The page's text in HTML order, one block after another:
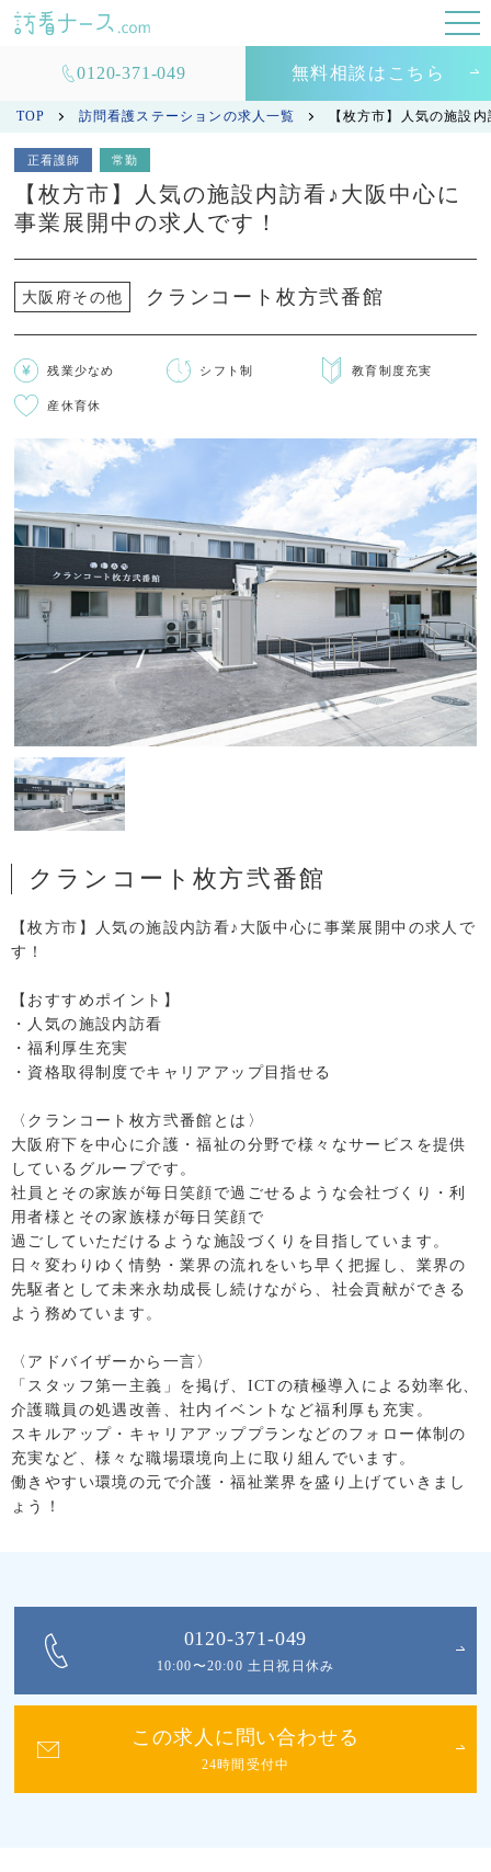
0120-371-049 無料相談はこちら
TOP 訪問看護ステーションの求人一覧 【枚方市】人気の施設
正看護師 常勤
【枚方市】人気の施設内訪看♪大阪中心に
事業展開中の求人です！
大阪府その他 クランコート枚方弐番館
残業少なめ シフト制 教育制度充実
産休育休
クランコート枚方弐番館
【枚方市】人気の施設内訪看♪大阪中心に事業展開中の求人で
す！
【おすすめポイント】
・人気の施設内訪看
・福利厚生充実
・資格取得制度でキャリアアップ目指せる
〈クランコート枚方弐番館とは〉
大阪府下を中心に介護・福祉の分野で様々なサービスを提供
しているグループです。
社員とその家族が毎日笑顔で過ごせるような会社づくり・利
用者様とその家族様が毎日笑顔で
過ごしていただけるような施設づくりを目指しています。
日々変わりゆく情勢・業界の流れをいち早く把握し、業界の
先駆者として未来永劫成長し続けながら、社会貢献ができる
よう務めています。
〈アドバイザーから一言〉
「スタッフ第一主義」を掲げ、ICTの積極導入による効率化、
介護職員の処遇改善、社内イベントなど福利厚も充実。
スキルアップ・キャリアアッププランなどのフォロー体制の
充実など、様々な職場環境向上に取り組んでいます。
働きやすい環境の元で介護・福祉業界を盛り上げていきまし
ょう！
0120-371-049
10:00〜20:00 土日祝日休み
この求人に問い合わせる
24時間受付中